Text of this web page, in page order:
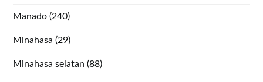
Manado (240)
Minahasa (29)
Minahasa selatan (88)